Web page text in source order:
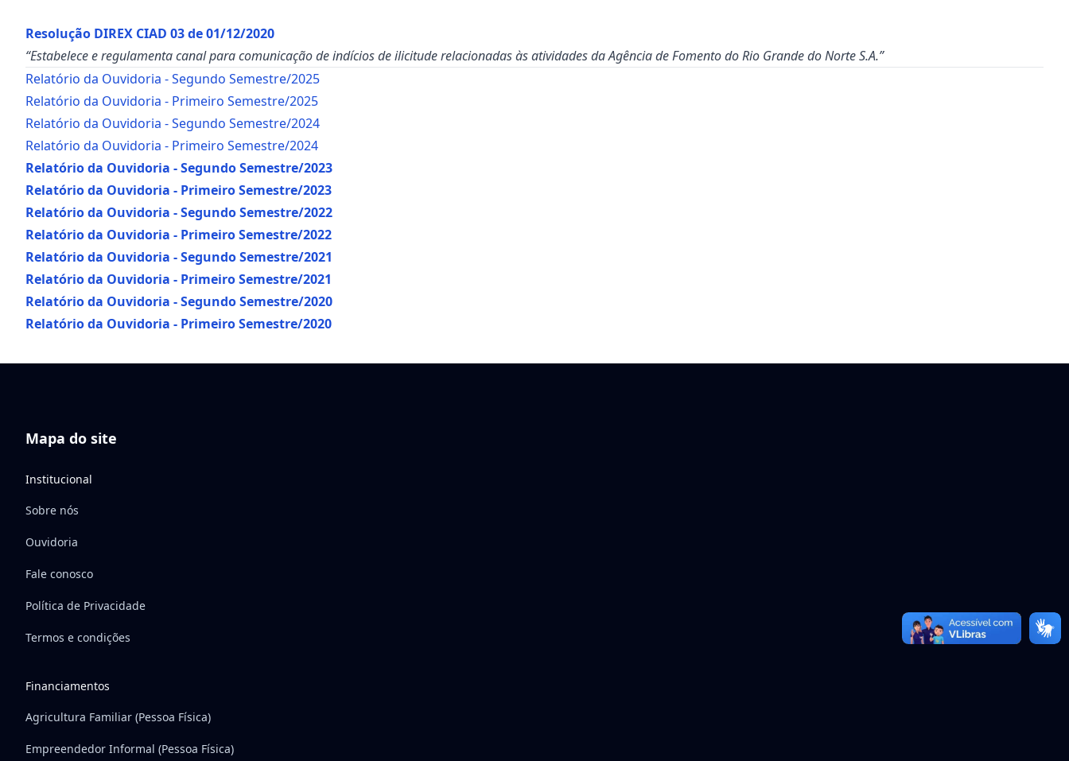
Resolução DIREX CIAD 03 de 01/12/2020
“Estabelece e regulamenta canal para comunicação de indícios de ilicitude relacionadas às atividades da Agência de Fomento do Rio Grande do Norte S.A.”
Relatório da Ouvidoria - Segundo Semestre/2025
Relatório da Ouvidoria - Primeiro Semestre/2025
Relatório da Ouvidoria - Segundo Semestre/2024
Relatório da Ouvidoria - Primeiro Semestre/2024
Relatório da Ouvidoria - Segundo Semestre/2023
Relatório da Ouvidoria - Primeiro Semestre/2023
Relatório da Ouvidoria - Segundo Semestre/2022
Relatório da Ouvidoria - Primeiro Semestre/2022
Relatório da Ouvidoria - Segundo Semestre/2021
Relatório da Ouvidoria - Primeiro Semestre/2021
Relatório da Ouvidoria - Segundo Semestre/2020
Relatório da Ouvidoria - Primeiro Semestre/2020
Mapa do site
Institucional
Sobre nós
Ouvidoria
Fale conosco
Política de Privacidade
Termos e condições
Financiamentos
Agricultura Familiar (Pessoa Física)
Empreendedor Informal (Pessoa Física)